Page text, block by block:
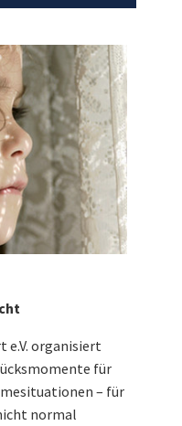
e.V. organisiert
für
– für
normal